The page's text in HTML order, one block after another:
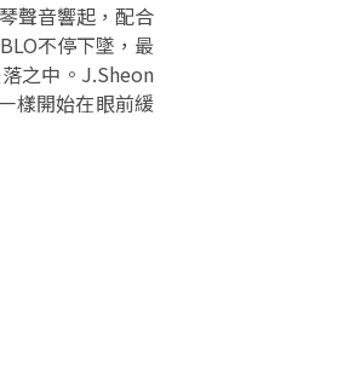
聲音響起，配合
不停下墜，最
之中。J.Sheon
樣開始在眼前緩